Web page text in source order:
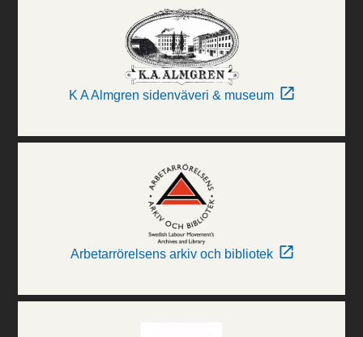
K A Almgren sidenväveri & museum
Arbetarrörelsens arkiv och bibliotek